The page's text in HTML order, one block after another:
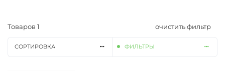
Товаров 1 очистить фильтр
СОРТИРОВКА ФИЛЬТРЫ